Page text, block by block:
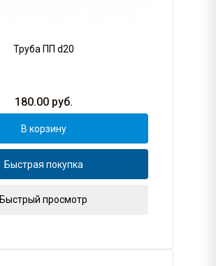
Труба ПП d20
180.00руб.
В корзину
Быстрая покупка
Быстрый просмотр